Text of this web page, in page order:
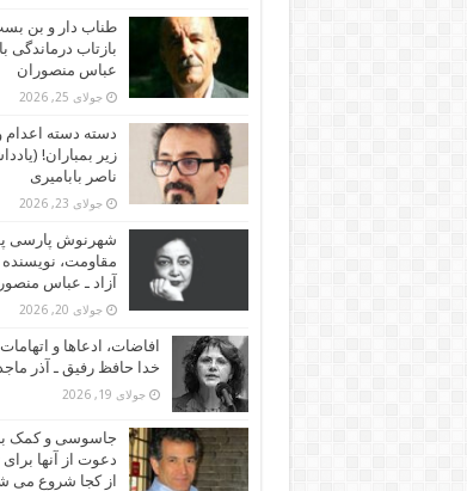
طناب دار و بن
بازتاب درماندگی
عباس منصوران
جولای 25, 2026
دسته دسته اعدام
زیر بمباران!
ناصر بابامیری
جولای 23, 2026
شهرنوش پارسی
مقاومت،
آزاد ـ عباس
جولای 20, 2026
افاضات، ادعاها و
خدا حافظ رفیق ـ آذر
جولای 19, 2026
جاسوسی و کمک به
دعوت از آنها
از کجا شروع می